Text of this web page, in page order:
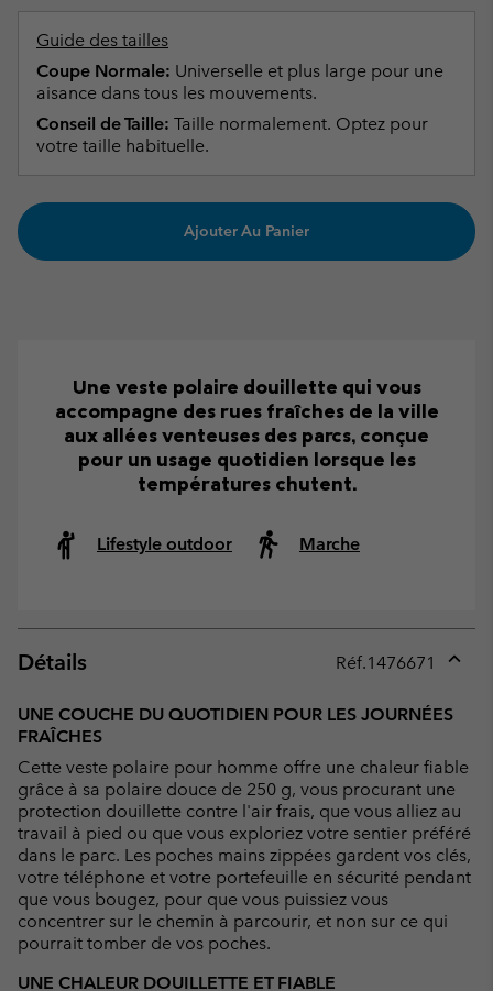
Guide des tailles
Coupe Normale: Universelle et plus large pour une
aisance dans tous les mouvements.
Conseil de Taille: Taille normalement. Optez pour
votre taille habituelle.
Ajouter Au Panier
Une veste polaire douillette qui vous
accompagne des rues fraîches de la ville
aux allées venteuses des parcs, conçue
pour un usage quotidien lorsque les
températures chutent.
Lifestyle outdoor Marche
Détails Réf.1476671
UNE COUCHE DU QUOTIDIEN POUR LES JOURNÉES
FRAÎCHES
Cette veste polaire pour homme offre une chaleur fiable
grâce à sa polaire douce de 250 g, vous procurant une
protection douillette contre l'air frais, que vous alliez au
travail à pied ou que vous exploriez votre sentier préféré
dans le parc. Les poches mains zippées gardent vos clés,
votre téléphone et votre portefeuille en sécurité pendant
que vous bougez, pour que vous puissiez vous
concentrer sur le chemin à parcourir, et non sur ce qui
pourrait tomber de vos poches.
UNE CHALEUR DOUILLETTE ET FIABLE